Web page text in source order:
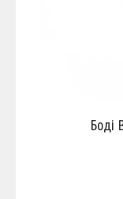
Боді